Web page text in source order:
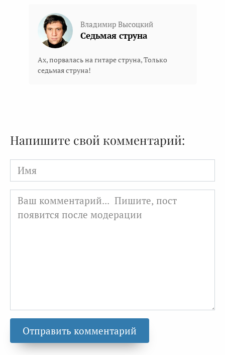
Владимир Высоцкий
Седьмая струна
Ах, порвалась на гитаре струна, Только
седьмая струна!
Напишите свой комментарий:
Имя